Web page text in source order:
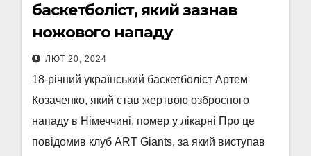
баскетболіст, який зазнав
ножового нападу
ЛЮТ 20, 2024
18-річний український баскетболіст Артем
Козаченко, який став жертвою озброєного
нападу в Німеччині, помер у лікарні Про це
повідомив клуб ART Giants, за який виступав